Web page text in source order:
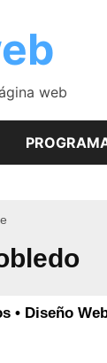
web
Diseño